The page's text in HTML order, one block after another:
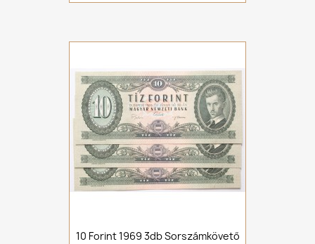
10 Forint 1969 3db Sorszámkövető